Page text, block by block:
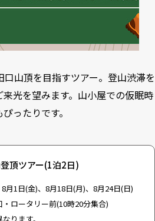
山頂を目指すツアー。登山渋滞を
光を望みます。山小屋での仮眠時
ったりです。
頂ツアー(1泊2日)
月1日(金)、8月18日(月)、8月24日(日)
ロータリー前(10時20分集合)